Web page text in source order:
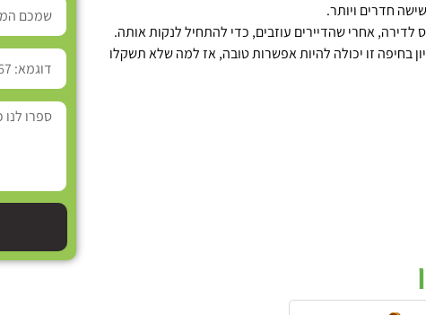
חדרים ויותר.
אחרי שהדיירים עוזבים, כדי להתחיל לנקות אותה.
בחיפה זו יכולה להיות אפשרות טובה, אז למה שלא תשקלו